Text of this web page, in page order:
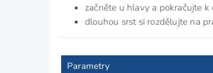
začněte u hlavy a pokračujte
dlouhou srst si rozdělujte na
Parametry